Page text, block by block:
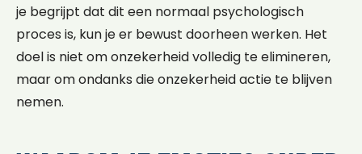
je begrijpt dat dit een normaal psychologisch
proces is, kun je er bewust doorheen werken. Het
doel is niet om onzekerheid volledig te elimineren,
maar om ondanks die onzekerheid actie te blijven
nemen.